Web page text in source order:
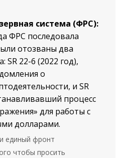
система (ФРС):
ФРС последовала
отозваны два
SR 22-6 (2022 год),
о
и SR
процесс
для работы с
долларами.
единый фронт
чтобы просить